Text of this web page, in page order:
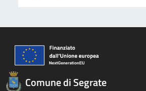
Comune di Segrate